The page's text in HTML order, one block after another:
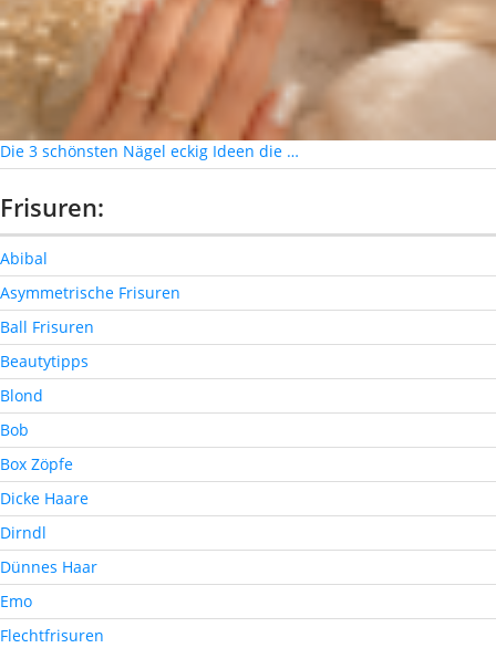
Die 3 schönsten Nägel eckig Ideen die …
Frisuren:
Abibal
Asymmetrische Frisuren
Ball Frisuren
Beautytipps
Blond
Bob
Box Zöpfe
Dicke Haare
Dirndl
Dünnes Haar
Emo
Flechtfrisuren